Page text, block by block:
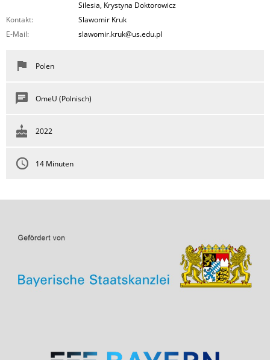
Silesia, Krystyna Doktorowicz
Kontakt:
Slawomir Kruk
E-Mail:
slawomir.kruk@us.edu.pl
Polen
OmeU (Polnisch)
2022
14 Minuten